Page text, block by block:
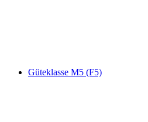
Güteklasse M5 (F5)